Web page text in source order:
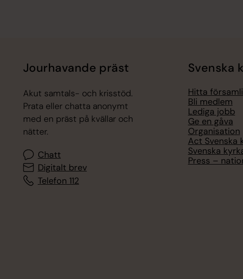
Jourhavande präst
Akut samtals- och krisstöd.
Prata eller chatta anonymt
med en präst på kvällar och
nätter.
Chatt
Digitalt brev
Telefon 112
Svenska
Hitta
Bli medlem
Lediga jobb
Ge en gåva
Organisation
Act Svenska
Svenska
Press –